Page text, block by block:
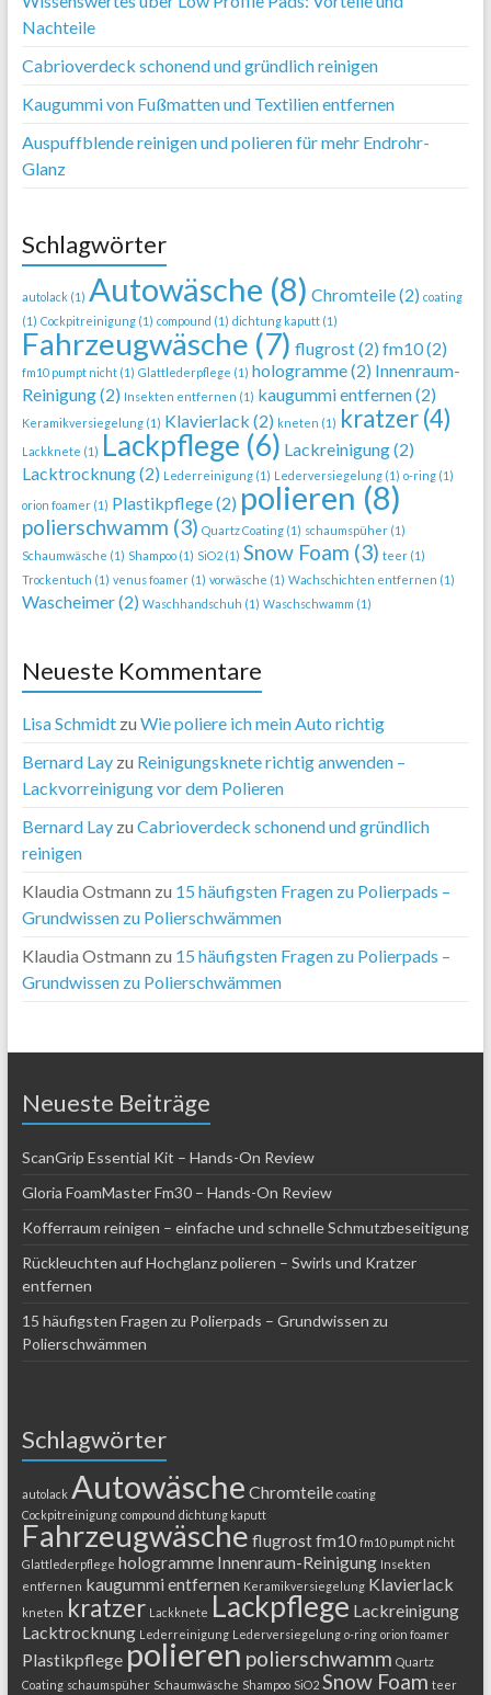
Nachteile
Cabrioverdeck schonend und gründlich reinigen
Kaugummi von Fußmatten und Textilien entfernen
Auspuffblende reinigen und polieren für mehr Endrohr-
Glanz
Schlagwörter
autolack(1) Autowäsche (8) Chromteile(2) coating
(1) Cockpitreinigung(1) compound (1) dichtung kaputt(1)
Fahrzeugwäsche (7) flugrost(2) fm10(2)
fm10 pumpt nicht(1) Glattlederpflege (1) hologramme(2) Innenraum-
Reinigung(2) Insekten entfernen (1) kaugummi entfernen(2)
Keramikversiegelung(1) Klavierlack (2) kneten (1) kratzer(4)
Lackknete (1) Lackpflege (6) Lackreinigung(2)
Lacktrocknung(2) Lederreinigung(1) Lederversiegelung(1) o-ring(1)
orion foamer(1) Plastikpflege(2) polieren (8)
polierschwamm (3) Quartz Coating(1) schaumspüher(1)
Schaumwäsche (1) Shampoo(1) SiO2(1) Snow Foam (3) teer(1)
Trockentuch (1) venus foamer(1) vorwäsche (1) Wachschichten entfernen (1)
Wascheimer(2) Waschhandschuh (1) Waschschwamm (1)
Neueste Kommentare
Lisa Schmidtzu Wie poliere ich mein Auto richtig
Bernard Layzu Reinigungsknete richtig anwenden –
Lackvorreinigung vor dem Polieren
Bernard Layzu Cabrioverdeck schonend und gründlich
reinigen
Klaudia Ostmann zu 15 häufigsten Fragen zu Polierpads –
Grundwissen zu Polierschwämmen
Klaudia Ostmann zu 15 häufigsten Fragen zu Polierpads –
Grundwissen zu Polierschwämmen
Neueste Beiträge
ScanGrip Essential Kit – Hands-On Review
Gloria FoamMaster Fm30 – Hands-On Review
Kofferraum reinigen – einfache und schnelle Schmutzbeseitigung
Rückleuchten auf Hochglanz polieren – Swirls und Kratzer
entfernen
15 häufigsten Fragen zu Polierpads – Grundwissen zu
Polierschwämmen
Schlagwörter
autolack Autowäsche Chromteile coating
Cockpitreinigung compound dichtung kaputt
Fahrzeugwäsche flugrostfm10 fm10 pumpt nicht
Glattlederpflege hologramme Innenraum-Reinigung Insekten
entfernen kaugummi entfernen Keramikversiegelung Klavierlack
kneten kratzer Lackknete Lackpflege Lackreinigung
Lacktrocknung Lederreinigung Lederversiegelung o-ring orion foamer
Plastikpflege polieren polierschwamm Quartz
Coating schaumspüher Schaumwäsche Shampoo SiO2 Snow Foam teer